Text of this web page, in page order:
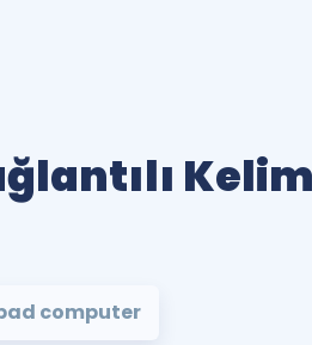
computer